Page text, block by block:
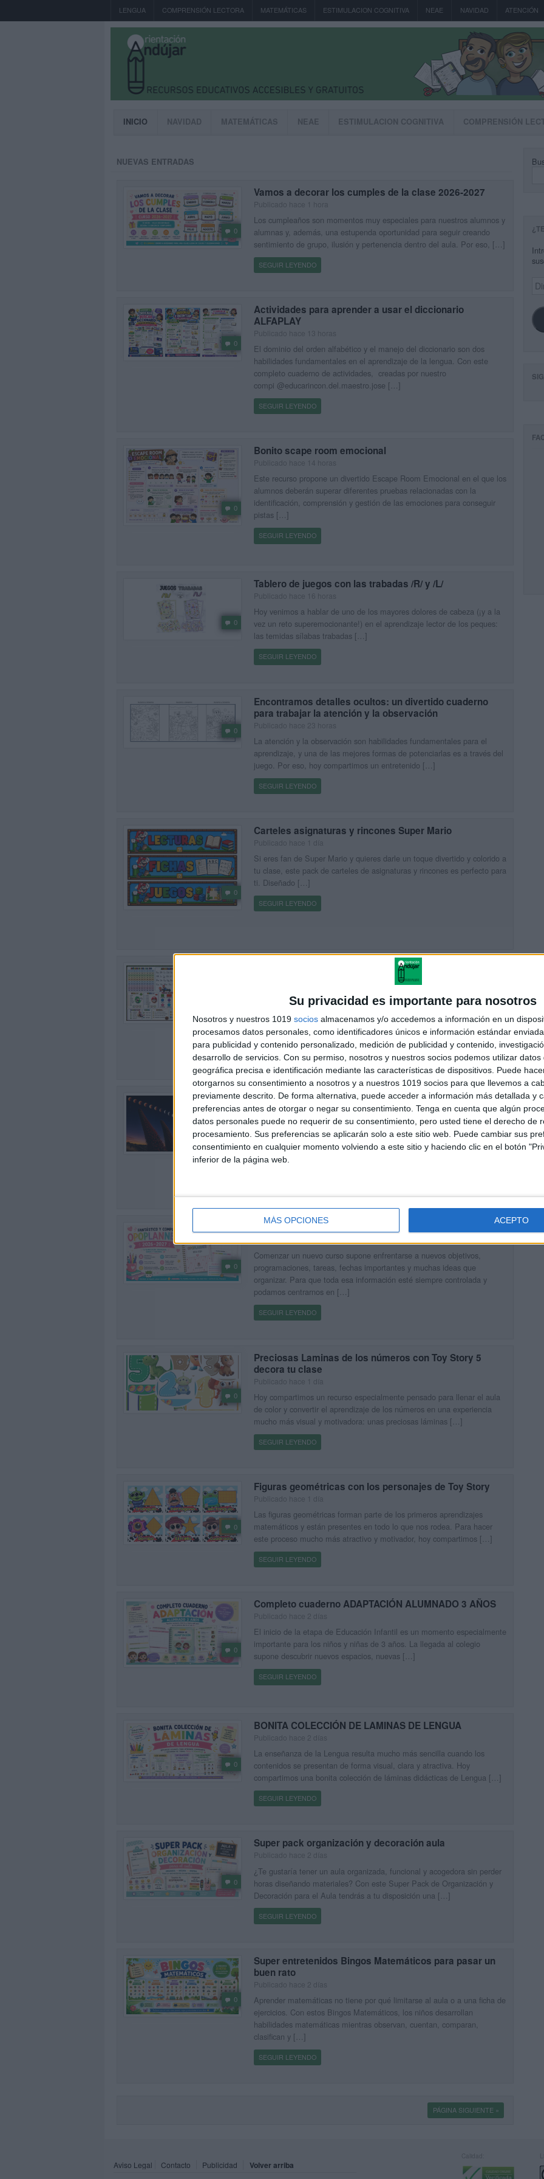
Su privacidad es importante para nosotros
Nosotros y nuestros 1019 socios almacenamos y/o accedemos a información en un
procesamos datos personales, como identificadores únicos e información estándar
para publicidad y contenido personalizado, medición de publicidad y contenido,
desarrollo de servicios. Con su permiso, nosotros y nuestros socios podemos utilizar datos
geográfica precisa e identificación mediante las características de dispositivos. Puede
otorgarnos su consentimiento a nosotros y a nuestros 1019 socios para que llevemos a
previamente descrito. De forma alternativa, puede acceder a información más detallada y
preferencias antes de otorgar o negar su consentimiento. Tenga en cuenta que algún
datos personales puede no requerir de su consentimiento, pero usted tiene el derecho de
procesamiento. Sus preferencias se aplicarán solo a este sitio web. Puede cambiar sus
consentimiento en cualquier momento volviendo a este sitio y haciendo clic en el botón
inferior de la página web.
MÁS OPCIONES ACEPTO
LENGUA COMPRENSIÓN LECTORA MATEMÁTICAS ESTIMULACION COGNITIVA NEAE NAVIDAD ATENCIÓN
INICIO NAVIDAD MATEMÁTICAS NEAE ESTIMULACION COGNITIVA COMPRENSIÓN
NUEVAS ENTRADAS
0
Vamos a decorar los cumples de la clase 2026-2027
Los cumpleaños son momentos muy especiales para nuestros alumnos y
alumnas y, además, una estupenda oportunidad para seguir creando
sentimiento de grupo, ilusión y pertenencia dentro del aula. Por eso, […]
SEGUIR LEYENDO
0
Actividades para aprender a usar el diccionario
ALFAPLAY
El dominio del orden alfabético y el manejo del diccionario son dos
habilidades fundamentales en el aprendizaje de la lengua. Con este
completo cuaderno de actividades, creadas por nuestro
compi @educarincon.del.maestro.jose […]
SEGUIR LEYENDO
0
Bonito scape room emocional
Este recurso propone un divertido Escape Room Emocional en el que los
alumnos deberán superar diferentes pruebas relacionadas con la
identificación, comprensión y gestión de las emociones para conseguir
pistas […]
SEGUIR LEYENDO
0
Tablero de juegos con las trabadas /R/ y /L/
Hoy venimos a hablar de uno de los mayores dolores de cabeza (¡y a la
vez un reto superemocionante!) en el aprendizaje lector de los peques:
las temidas sílabas trabadas […]
SEGUIR LEYENDO
0
Encontramos detalles ocultos: un divertido cuaderno
para trabajar la atención y la observación
La atención y la observación son habilidades fundamentales para el
aprendizaje, y una de las mejores formas de potenciarlas es a través del
juego. Por eso, hoy compartimos un entretenido […]
SEGUIR LEYENDO
0
Carteles asignaturas y rincones Super Mario
Si eres fan de Super Mario y quieres darle un toque divertido y colorido a
tu clase, este pack de carteles de asignaturas y rincones es perfecto para
ti. Diseñado […]
SEGUIR LEYENDO
Chuleta Super mario para la mesa primaria 2026-2027
Hoy compartimos un recurso especialmente práctico, visual y divertido
para acompañar al alumnado durante todo el curso 2026-2027: una
fantástica chuleta escolar inspirada en Super Mario para colocar sobre la
[…]
SEGUIR LEYENDO
0
UNIDAD DIDÁCTICA: Eclipses
Publicado hace 1 día
Unidad Didáctica sobre eclipses editada en colaboración con la FECYT.
El término eclipse se aplica indistintamente a dos fenómenos, en
realidad muy diversos, provocados por las posiciones relativas del Sol,
[…]
0
Fantástico y completo Opoplanner 2026-2027
Comenzar un nuevo curso supone enfrentarse a nuevos objetivos,
programaciones, tareas, fechas importantes y muchas ideas que
organizar. Para que toda esa información esté siempre controlada y
podamos centrarnos en […]
SEGUIR LEYENDO
0
Preciosas Laminas de los números con Toy Story 5
decora tu clase
Publicado hace 1 día
Hoy compartimos un recurso especialmente pensado para llenar el aula
de color y convertir el aprendizaje de los números en una experiencia
mucho más visual y motivadora: unas preciosas láminas […]
SEGUIR LEYENDO
0
Figuras geométricas con los personajes de Toy Story
Las figuras geométricas forman parte de los primeros aprendizajes
matemáticos y están presentes en todo lo que nos rodea. Para hacer
este proceso mucho más atractivo y motivador, hoy compartimos […]
SEGUIR LEYENDO
0
Completo cuaderno ADAPTACIÓN ALUMNADO 3 AÑOS
El inicio de la etapa de Educación Infantil es un momento especialmente
importante para los niños y niñas de 3 años. La llegada al colegio
supone descubrir nuevos espacios, nuevas […]
SEGUIR LEYENDO
0
BONITA COLECCIÓN DE LAMINAS DE LENGUA
La enseñanza de la Lengua resulta mucho más sencilla cuando los
contenidos se presentan de forma visual, clara y atractiva. Hoy
compartimos una bonita colección de láminas didácticas de Lengua […]
SEGUIR LEYENDO
0
Super pack organización y decoración aula
¿Te gustaría tener un aula organizada, funcional y acogedora sin perder
horas diseñando materiales? Con este Super Pack de Organización y
Decoración para el Aula tendrás a tu disposición una […]
SEGUIR LEYENDO
0
Super entretenidos Bingos Matemáticos para pasar un
buen rato
Aprender matemáticas no tiene por qué limitarse al aula o a una ficha de
ejercicios. Con estos Bingos Matemáticos, los niños desarrollan
habilidades matemáticas mientras observan, cuentan, comparan,
clasifican y […]
SEGUIR LEYENDO
PÁGINA SIGUIENTE »
de
Aviso Legal Contacto Publicidad Volver arriba